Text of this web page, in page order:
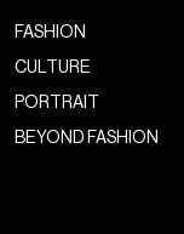
FASHION
CULTURE
PORTRAIT
BEYOND FASHION